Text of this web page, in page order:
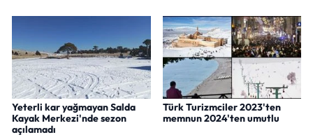
Yeterli kar yağmayan Salda
Kayak Merkezi'nde sezon
açılamadı
Türk Turizmciler 2023'ten
memnun 2024'ten umutlu